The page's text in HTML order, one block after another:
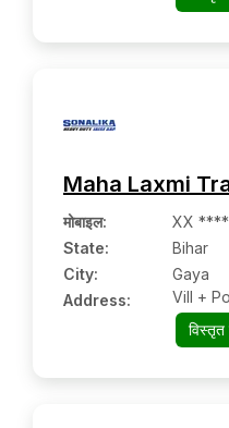
Maha Laxmi
मोबाइल:
XX
State:
Bihar
City:
Gaya
Address:
Vill +